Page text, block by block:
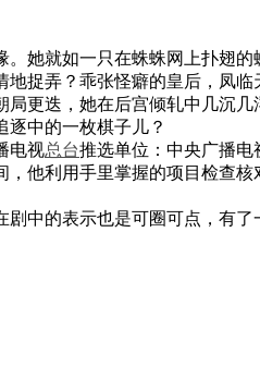
她就如一只在蛛蛛网上扑翅
地捉弄？乖张怪癖的皇后，凤
更迭，她在后宫倾轧中几沉
中的一枚棋子儿？
电视总台推选单位：中央广播电
他利用手里掌握的项目检查
中的表示也是可圈可点，有